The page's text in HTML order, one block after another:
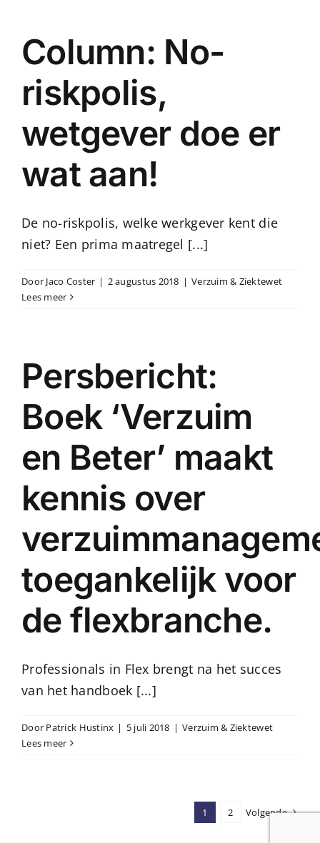
Column: No-
riskpolis,
wetgever doe er
wat aan!
De no-riskpolis, welke werkgever kent die
niet? Een prima maatregel [...]
Door Jaco Coster | 2 augustus 2018 | Verzuim & Ziektewet
Lees meer
Persbericht:
Boek ‘Verzuim
en Beter’ maakt
kennis over
toegankelijk voor
de flexbranche.
Professionals in Flex brengt na het succes
van het handboek [...]
Door Patrick Hustinx | 5 juli 2018 | Verzuim & Ziektewet
Lees meer
1 2 Volgende